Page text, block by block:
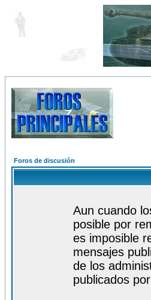
Foros de discusión
Aun cuando
posible por
es imposible
mensajes
de los
publicados